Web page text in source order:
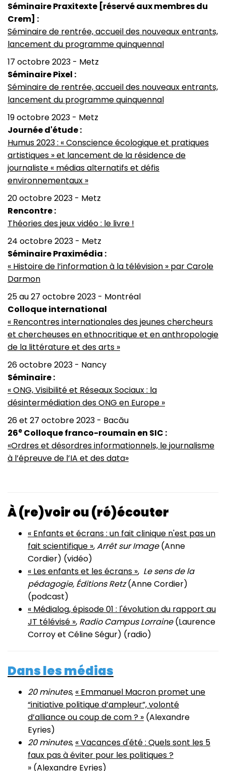
Séminaire Praxitexte [réservé aux membres du
Crem] :
Séminaire de rentrée, accueil des nouveaux entrants,
lancement du programme quinquennal
17 octobre 2023 - Metz
Séminaire Pixel :
Séminaire de rentrée, accueil des nouveaux entrants,
lancement du programme quinquennal
19 octobre 2023 - Metz
Journée d'étude :
Humus 2023 : « Conscience écologique et pratiques
artistiques » et lancement de la résidence de
journaliste « médias alternatifs et défis
environnementaux »
20 octobre 2023 - Metz
Rencontre :
Théories des jeux vidéo : le livre !
24 octobre 2023 - Metz
Séminaire Praximédia :
« Histoire de l’information à la télévision » par Carole
Darmon
25 au 27 octobre 2023 - Montréal
Colloque international
« Rencontres internationales des jeunes chercheurs
et chercheuses en ethnocritique et en anthropologie
de la littérature et des arts »
26 octobre 2023 - Nancy
Séminaire :
« ONG, Visibilité et Réseaux Sociaux : la
désintermédiation des ONG en Europe »
26 et 27 octobre 2023 - Bacău
26e Colloque franco-roumain en SIC :
«Ordres et désordres informationnels, le journalisme
à l’épreuve de l’IA et des data»
À (re)voir ou (ré)écouter
« Enfants et écrans : un fait clinique n'est pas un
fait scientifique »,Arrêt sur Image(Anne
Cordier) (vidéo)
« Les enfants et les écrans », Le sens de la
pédagogie, Éditions Retz(Anne Cordier)
(podcast)
« Médialog, épisode 01 : l'évolution du rapport au
JT télévisé », Radio Campus Lorraine(Laurence
Corroy et Céline Ségur) (radio)
Dans les médias
20 minutes, « Emmanuel Macron promet une
“initiative politique d’ampleur”, volonté
d’alliance ou coup de com ? » (Alexandre
Eyries)
20 minutes, « Vacances d'été : Quels sont les 5
faux pas à éviter pour les politiques ?
» (Alexandre Eyries)